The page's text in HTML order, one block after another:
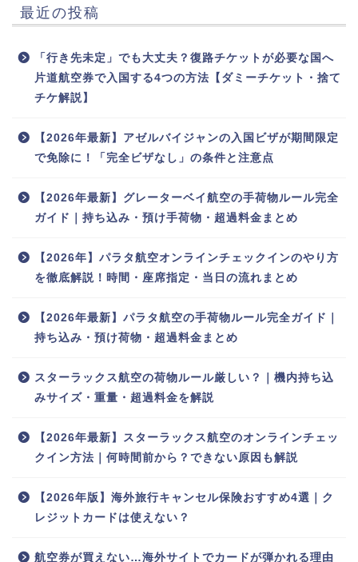
最近の投稿
「行き先未定」でも大丈夫？復路チケットが必要な国へ
片道航空券で入国する4つの方法【ダミーチケット・捨て
チケ解説】
【2026年最新】アゼルバイジャンの入国ビザが期間限定
で免除に！「完全ビザなし」の条件と注意点
【2026年最新】グレーターベイ航空の手荷物ルール完全
ガイド｜持ち込み・預け手荷物・超過料金まとめ
【2026年】パラタ航空オンラインチェックインのやり方
を徹底解説！時間・座席指定・当日の流れまとめ
【2026年最新】パラタ航空の手荷物ルール完全ガイド｜
持ち込み・預け荷物・超過料金まとめ
スターラックス航空の荷物ルール厳しい？｜機内持ち込
みサイズ・重量・超過料金を解説
【2026年最新】スターラックス航空のオンラインチェッ
クイン方法｜何時間前から？できない原因も解説
【2026年版】海外旅行キャンセル保険おすすめ4選｜ク
レジットカードは使えない？
航空券が買えない…海外サイトでカードが弾かれる理由